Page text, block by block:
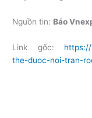
Nguồn tin: Báo
Link gốc:
the-duoc-noi-tran-